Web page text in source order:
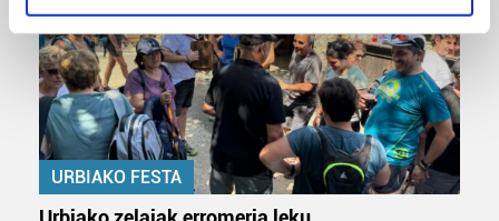
specific characteristics (fingerprinting)
Find out more about how your personal data is processed
and set your preferences in thedetails section.
Guk eta gure bazkideek zure datu pertsonalak
prozesatzen ditugu, zure IP zenbakia, besteak beste,
teknologia erabiliz, cookieak adibidez, iragarki eta eduki
pertsonalizatuak eskaintzeko, iragarkiak eta edukia
URBIAKO FESTA